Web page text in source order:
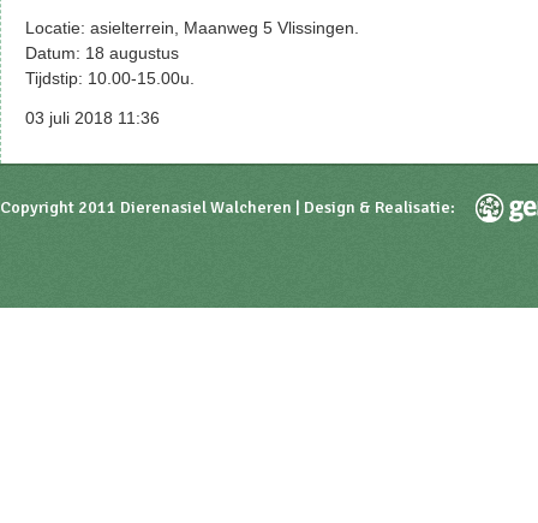
Locatie: asielterrein, Maanweg 5 Vlissingen.
Datum: 18 augustus
Tijdstip: 10.00-15.00u.
03 juli 2018 11:36
Copyright 2011 Dierenasiel Walcheren | Design & Realisatie: